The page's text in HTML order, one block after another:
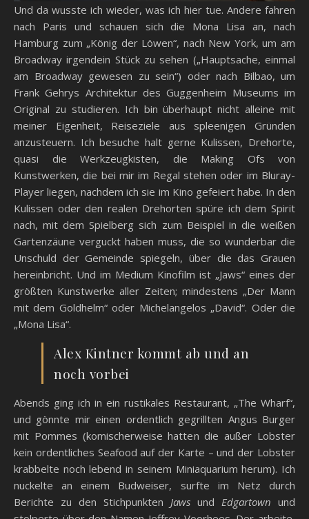
Und da wusste ich wieder, was ich hier tue. Andere fahren
nach Paris und schauen sich die Mona Lisa an, nach
Hamburg zum „König der Löwen“, nach New York, um am
Broadway irgendein Stück zu sehen („Hauptsache, einmal
am Broadway gewesen zu sein“) oder nach Bilbao, um
Frank Gehrys Architektur des Guggenheim Museums im
Original zu studieren. Ich bin überhaupt nicht alleine mit
meiner Eigenheit, Reiseziele aus spleenigen Gründen
anzusteuern. Ich besuche halt gerne Kulissen, Drehorte,
quasi die Werkzeugkisten, die Making Ofs von
Kunstwerken, die bei mir im Regal stehen oder im Bluray-
Player liegen, nachdem ich sie im Kino gefeiert habe. In den
Kulissen oder den realen Drehorten spüre ich dem Spirit
nach, mit dem Spielberg sich zum Beispiel in die weißen
Gartenzäune verguckt haben muss, die so wunderbar die
Unschuld der Gemeinde spiegeln, über die das Grauen
hereinbricht. Und im Medium Kinofilm ist „Jaws“ eines der
größten Kunstwerke aller Zeiten; mindestens „Der Mann
mit dem Goldhelm“ oder Michelangelos „David“. Oder die
„Mona Lisa“.
Alex Kintner kommt ab und an
noch vorbei
Abends ging ich in ein rustikales Restaurant, „The Wharf“,
und gönnte mir einen ordentlich gegrillten Angus Burger
mit Pommes (komischerweise hatten die außer Lobster
kein ordentliches Seafood auf der Karte – und der Lobster
krabbelte noch lebend in seinem Miniaquarium herum). Ich
nuckelte an einem Budweiser, surfte im Netz durch
Berichte zu den Stichpunkten Jaws und Edgartown und